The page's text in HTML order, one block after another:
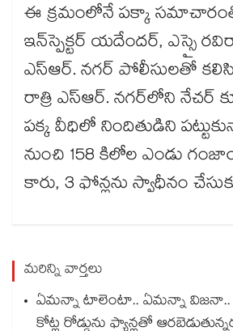
ఈ క్రమంలోనే పక్కా
ఇన్‌స్పెక్టర్ యదేందర్, ఎస్సై
ఎస్ఆర్. నగర్ పోలీసులతో
రాత్రి ఎస్ఆర్. నగర్‌లోని నేచర్
పక్క వీధిలో నిందితుడిని
నుంచి 158 కిలోల ఎండు
కారు, 3 ఫోన్లను స్వాధీనం
మరిన్ని వార్తలు
ఏమన్నా టాలెంటా.. ఏమన్నా విజనా..
కోట్ల రోడ్డును ఫ్యాన్లతో